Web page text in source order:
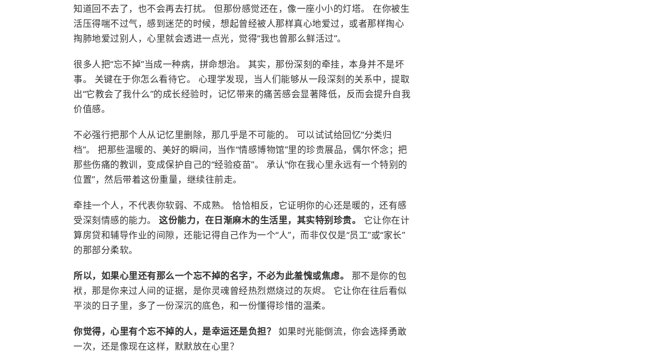
知道回不去了，也不会再去打扰。 但那份感觉还在，像一座小小的灯塔。 在你被生
活压得喘不过气，感到迷茫的时候，想起曾经被人那样真心地爱过，或者那样掏心
掏肺地爱过别人，心里就会透进一点光，觉得“我也曾那么鲜活过”。
很多人把“忘不掉”当成一种病，拼命想治。 其实，那份深刻的牵挂，本身并不是坏
事。 关键在于你怎么看待它。 心理学发现，当人们能够从一段深刻的关系中，提取
出“它教会了我什么”的成长经验时，记忆带来的痛苦感会显著降低，反而会提升自我
价值感。
不必强行把那个人从记忆里删除，那几乎是不可能的。 可以试试给回忆“分类归
档”。 把那些温暖的、美好的瞬间，当作“情感博物馆”里的珍贵展品，偶尔怀念；把
那些伤痛的教训，变成保护自己的“经验疫苗”。 承认“你在我心里永远有一个特别的
位置”，然后带着这份重量，继续往前走。
牵挂一个人，不代表你软弱、不成熟。 恰恰相反，它证明你的心还是暖的，还有感
受深刻情感的能力。 这份能力，在日渐麻木的生活里，其实特别珍贵。 它让你在计
算房贷和辅导作业的间隙，还能记得自己作为一个“人”，而非仅仅是“员工”或“家长”
的那部分柔软。
所以，如果心里还有那么一个忘不掉的名字，不必为此羞愧或焦虑。 那不是你的包
袱，那是你来过人间的证据，是你灵魂曾经热烈燃烧过的灰烬。 它让你在往后看似
平淡的日子里，多了一份深沉的底色，和一份懂得珍惜的温柔。
你觉得，心里有个忘不掉的人，是幸运还是负担？ 如果时光能倒流，你会选择勇敢
一次，还是像现在这样，默默放在心里？